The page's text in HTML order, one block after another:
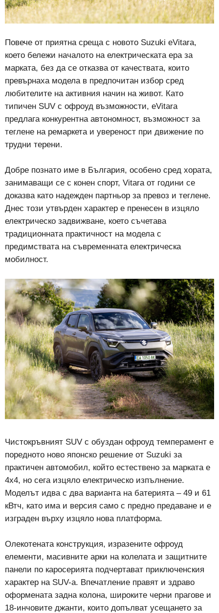
Повече от приятна среща с новото Suzuki eVitara,
което бележи началото на електрическата ера за
марката, без да се отказва от качествата, които
превърнаха модела в предпочитан избор сред
любителите на активния начин на живот. Като
типичен SUV с офроуд възможности, eVitara
предлага конкурентна автономност, възможност за
теглене на ремаркета и увереност при движение по
трудни терени.
Добре познато име в България, особено сред хората,
занимаващи се с конен спорт, Vitara от години се
доказва като надежден партньор за превоз и теглене.
Днес този утвърден характер е пренесен в изцяло
електрическо задвижване, което съчетава
традиционната практичност на модела с
предимствата на съвременната електрическа
мобилност.
Чистокръвният SUV с обуздан офроуд темперамент е
поредното ново японско решение от Suzuki за
практичен автомобил, който естествено за марката е
4х4, но сега изцяло електрическо изпълнение.
Моделът идва с два варианта на батерията – 49 и 61
кВтч, като има и версия само с предно предаване и е
изграден върху изцяло нова платформа.
Олекотената конструкция, изразените офроуд
елементи, масивните арки на колелата и защитните
панели по каросерията подчертават приключенския
характер на SUV-а. Впечатление правят и здраво
оформената задна колона, широките черни прагове и
18-инчовите джанти, които допълват усещането за